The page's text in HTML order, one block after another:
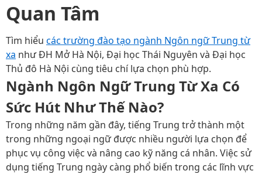
Quan Tâm
Tìm hiểu các trường đào tạo ngành Ngôn ngữ Trung từ
xa như ĐH Mở Hà Nội, Đại học Thái Nguyên và Đại học
Thủ đô Hà Nội cùng tiêu chí lựa chọn phù hợp.
Ngành Ngôn Ngữ Trung Từ Xa Có
Sức Hút Như Thế Nào?
Trong những năm gần đây, tiếng Trung trở thành một
trong những ngoại ngữ được nhiều người lựa chọn để
phục vụ công việc và nâng cao kỹ năng cá nhân. Việc sử
dụng tiếng Trung ngày càng phổ biến trong các lĩnh vực